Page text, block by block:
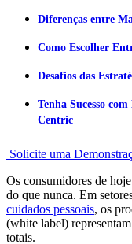
Diferenças entre
Como Escolher
Desafios das
Tenha Sucesso
Centric
Solicite uma
Os consumidores de
do que nunca. Em
cuidados pessoais, os
(white label)
totais.